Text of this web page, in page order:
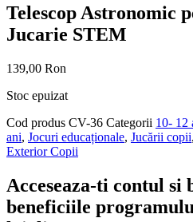
Telescop Astronomic
Jucarie STEM
139,00 Ron
Stoc epuizat
Cod produs CV-36 Categorii 10- 12
ani, Jocuri educaționale, Jucării copii,
Exterior Copii
Acceseaza-ti contul si
beneficiile